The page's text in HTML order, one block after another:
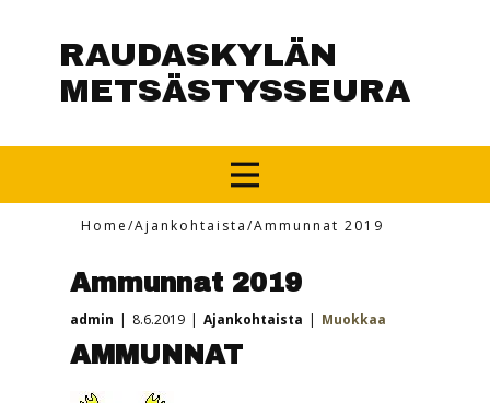
RAUDASKYLÄN
METSÄSTYSSEURA
Home/Ajankohtaista/Ammunnat 2019
Ammunnat 2019
admin 8.6.2019 Ajankohtaista Muokkaa
AMMUNNAT